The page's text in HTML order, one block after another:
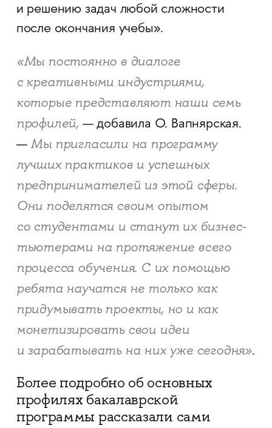
и решению задач любой сложности
после окончания учебы».
«Мы постоянно в диалоге
с креативными индустриями,
которые представляют наши семь
профилей, — добавила О. Вапнярская.
—Мы пригласили на программу
лучших практиков и успешных
предпринимателей из этой сферы.
Они поделятся своим опытом
со студентами и станут их бизнес-
тьютерами на протяжение всего
процесса обучения. С их помощью
ребята научатся не только как
придумывать проекты, но и как
монетизировать свои идеи
и зарабатывать на них уже сегодня».
Более подробно об основных
профилях бакалаврской
программы рассказали сами